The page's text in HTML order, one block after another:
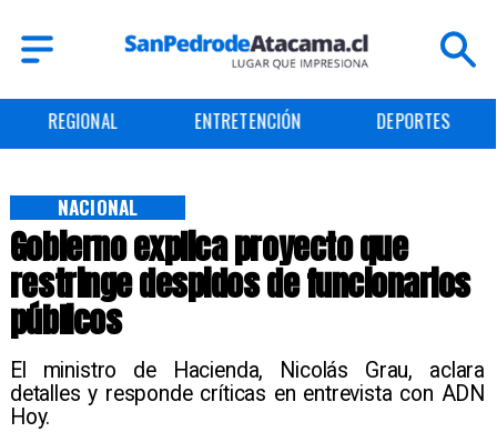
REGIONAL ENTRETENCIÓN DEPORTES
Gobierno explica proyecto que
restringe despidos de funcionarios
públicos
El ministro de Hacienda, Nicolás Grau, aclara
detalles y responde críticas en entrevista con ADN
Hoy.
NACIONAL